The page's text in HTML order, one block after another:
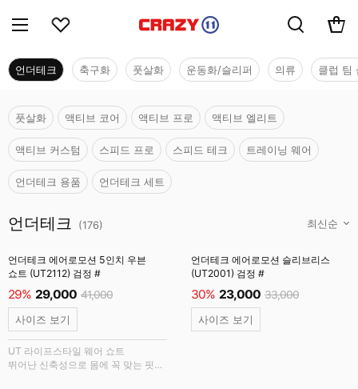
언더테크 축구화 풋살화 운동화/슬리퍼 의류 클럽 팀
풋살화 액티브 코어 액티브 프로 액티브 엘리트
액티브 커스텀 스피드 프로 스피드 테크 트레이닝 웨어
언더테크 용품 언더테크 세트
언더테크 (176)
언더테크 에어로모션 5인치 우븐
쇼트 (UT2112) 검정 #
29% 29,000 41,000
사이즈 보기
UT 라이프스타일 웨어 쇼트
뛰어난 신축성으로 몸에 꼭 맞는 핏
언더테크 에어로모션 슬리브리스
(UT2001) 검정 #
30% 23,000 33,000
사이즈 보기